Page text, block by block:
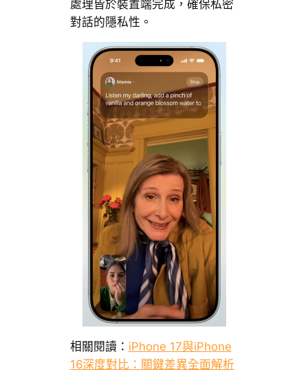
處理皆於裝置端完成，確保私密
對話的隱私性。
相關閱讀： iPhone 17與iPhone
16深度對比：關鍵差異全面解析